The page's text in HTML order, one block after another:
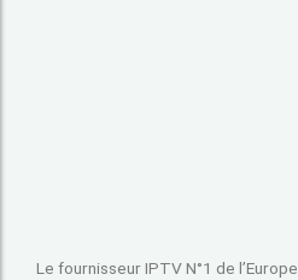
Le fournisseur IPTV N°1 de